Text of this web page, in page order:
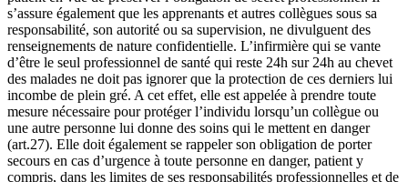
s’assure également que les apprenants et autres collègues sous sa
responsabilité, son autorité ou sa supervision, ne divulguent des
renseignements de nature confidentielle. L’infirmière qui se vante
d’être le seul professionnel de santé qui reste 24h sur 24h au chevet
des malades ne doit pas ignorer que la protection de ces derniers lui
incombe de plein gré. A cet effet, elle est appelée à prendre toute
mesure nécessaire pour protéger l’individu lorsqu’un collègue ou
une autre personne lui donne des soins qui le mettent en danger
(art.27). Elle doit également se rappeler son obligation de porter
secours en cas d’urgence à toute personne en danger, patient y
compris, dans les limites de ses responsabilités professionnelles et de